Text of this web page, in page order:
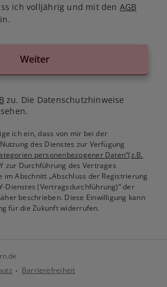
ich volljährig und mit den AGB
Weiter
zu. Die Datenschutzhinweise
ich ein, dass von mir bei der
des Dienstes zur Verfügung
personenbezogener Daten“(z.B.
zur Durchführung des Vertrages
Abschnitt „Abschluss der Registrierung
Dienstes (Vertragsdurchführung)“ der
beschrieben. Diese Einwilligung kann
für die Zukunft widerrufen.
Barrierefreiheit